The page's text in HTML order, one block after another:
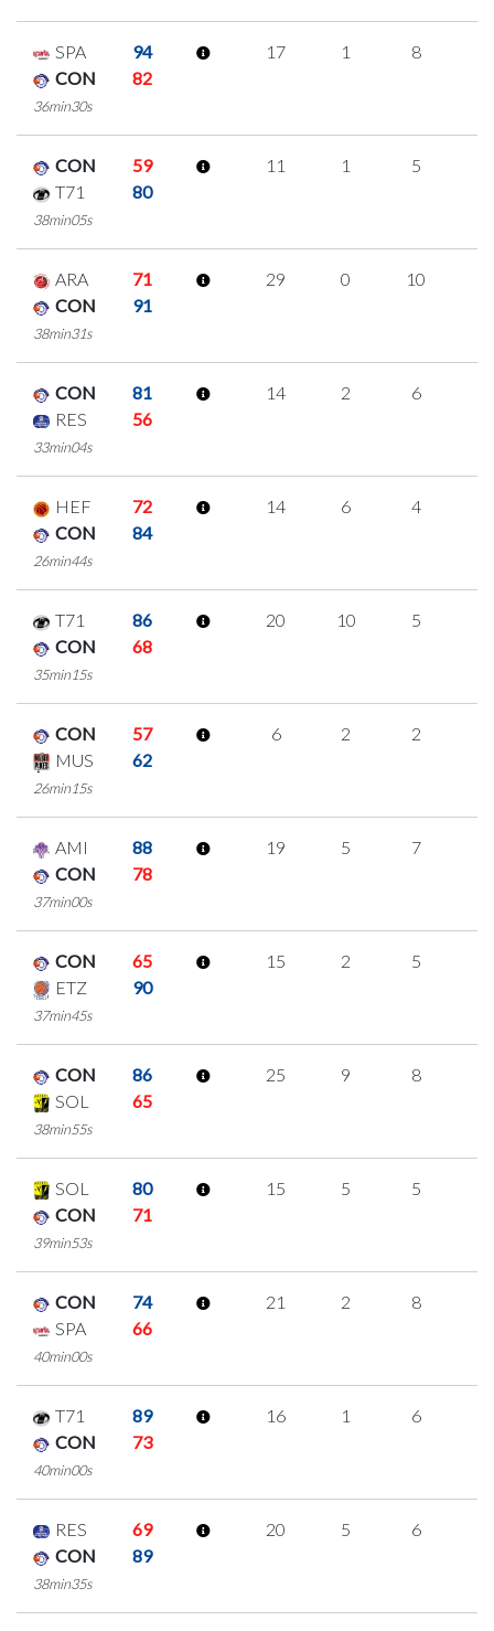
SPA
94
CON
82
36min30s
17 1 8
CON
59
T71
80
38min05s
11 1 5
ARA
71
CON
91
38min31s
29 0 10
CON
81
RES
56
33min04s
14 2 6
HEF
72
CON
84
26min44s
14 6 4
T71
86
CON
68
35min15s
20 10 5
CON
57
MUS
62
26min15s
6 2 2
AMI
88
CON
78
37min00s
19 5 7
CON
65
ETZ
90
37min45s
15 2 5
CON
86
SOL
65
38min55s
25 9 8
SOL
80
CON
71
39min53s
15 5 5
CON
74
SPA
66
40min00s
21 2 8
T71
89
CON
73
40min00s
16 1 6
RES
69
CON
89
38min35s
20 5 6